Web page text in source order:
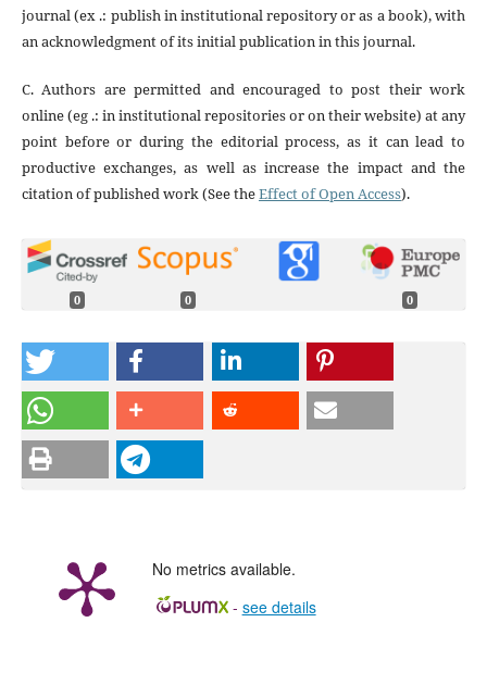
journal (ex .: publish in institutional repository or as a book), with
an acknowledgment of its initial publication in this journal.
C. Authors are permitted and encouraged to post their work
online (eg .: in institutional repositories or on their website) at any
point before or during the editorial process, as it can lead to
productive exchanges, as well as increase the impact and the
citation of published work (See theEffect of Open Access).
0 0 0
No metrics available.
- see details